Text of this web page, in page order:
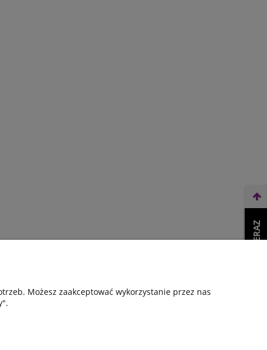
WEŹ LEASING TERAZ
Możesz zaakceptować wykorzystanie przez nas